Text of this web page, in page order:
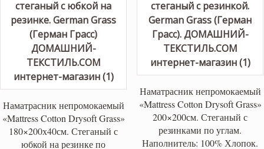
Наматрасник непромокаемый
«Mattress Cotton Drysoft Grass»
180×200х40см. Стеганый с
юбкой на резинке по
Наматрасник непромокаемый
«Mattress Cotton Drysoft Grass»
200×200см. Стеганый с
резинками по углам.
Наполнитель: 100% Хлопок.